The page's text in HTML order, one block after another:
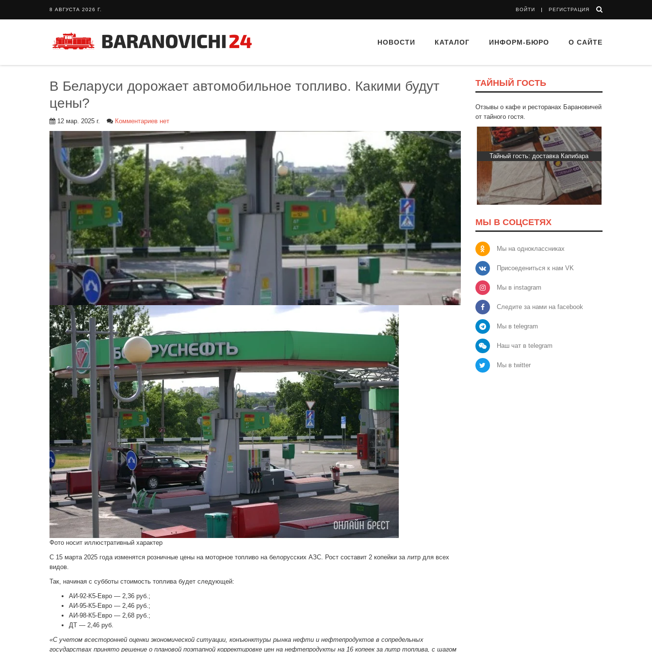
8 АВГУСТА 2026 Г. ВОЙТИ РЕГИСТРАЦИЯ
НОВОСТИ КАТАЛОГ ИНФОРМ-БЮРО О САЙТЕ
В Беларуси дорожает автомобильное топливо. Какими будут
цены?
12 мар. 2025 г. Комментариев нет
Фото носит иллюстративный характер
С 15 марта 2025 года изменятся розничные цены на моторное топливо на белорусских АЗС. Рост составит 2 копейки за литр для всех
видов.
Так, начиная с субботы стоимость топлива будет следующей:
АИ-92-К5-Евро — 2,36 руб.;
АИ-95-К5-Евро — 2,46 руб.;
АИ-98-К5-Евро — 2,68 руб.;
ДТ — 2,46 руб.
«С учетом всесторонней оценки экономической ситуации, конъюнктуры рынка нефти и нефтепродуктов в сопредельных
государствах принято решение о плановой поэтапной корректировке цен на нефтепродукты на 16 копеек за литр топлива, с шагом
ТАЙНЫЙ ГОСТЬ
Отзывы о кафе и ресторанах Барановичей
от тайного гостя.
Тайный гость: Гастропаб “Drova” Тайный гость: доставка Капибара
МЫ В СОЦСЕТЯХ
Мы на одноклассниках
Присоедениться к нам VK
Мы в instagram
Следите за нами на facebook
Мы в telegram
Наш чат в telegram
Мы в twitter